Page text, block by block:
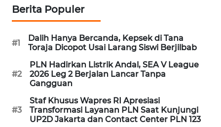
Berita Populer
#1
Dalih Hanya Bercanda, Kepsek di Tana
Toraja Dicopot Usai Larang Siswi Berjilbab
#2
PLN Hadirkan Listrik Andal, SEA V League
2026 Leg 2 Berjalan Lancar Tanpa
Gangguan
#3
Staf Khusus Wapres RI Apresiasi
Transformasi Layanan PLN Saat Kunjungi
UP2D Jakarta dan Contact Center PLN 123
TAMBANG
NEWS
SITUNGIR
NEWS
SIDIKALANG
NEWS
SIBARAGAS